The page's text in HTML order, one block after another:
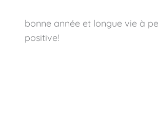
bonne année et longue vie à
positive!